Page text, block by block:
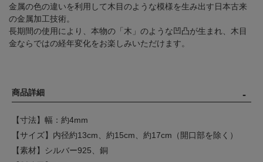
金属の色の違いを利用して木目のような模様を生み出す日本古来
の金属加工技術。
長期間の使用により、本物の「木」のような凹凸が生まれ、木目
金ならではの経年変化をお楽しみいただけます。
商品詳細
【寸法】幅：約4mm
【サイズ】内径約13cm、約15cm、約17cm（開口部を除く）
【素材】シルバー925、銅